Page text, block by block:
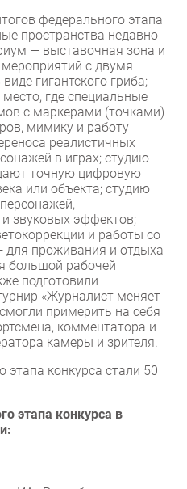
федерального этапа
пространства недавно
— выставочная зона и
с двумя
гигантского гриба;
где специальные
с маркерами (точками)
мимику и работу
реалистичных
в играх; студию
точную цифровую
или объекта; студию
звуковых эффектов;
и работы со
для проживания и отдыха
большой рабочей
подготовили
«Журналист меняет
примерить на себя
комментатора и
камеры и зрителя.
конкурса стали 50
этапа конкурса в